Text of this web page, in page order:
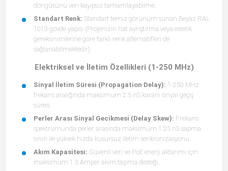
döngüsünü veri kayıpsız tamamlayabilme.
Standart Renk: Standart temiz görünüm sunan Beyaz RAL
1013 gövde yapısı (Projenizin hat ayrıştırma veya estetik
gereksinimlerine göre farklı renk alternatifleri de
sağlanabilmektedir).
Elektriksel ve İletim Özellikleri (1-250 MHz)
Sinyal İletim Süresi (Propagation Delay): 1-250 MHz
frekans aralığında maksimum 2.5 nS kararlı sinyal geçiş
süresi.
Perler Arası Sinyal Gecikmesi (Delay Skew): Frekans
spektrumunda perler arasında maksimum 1.25 nS sapma
sınırı ile yüksek hızda kusursuz iletim senkronizasyonu.
Akım Kapasitesi: Güvenli veri ve PoE enerji aktarımı için
maksimum 1.5 Amper akım taşıma desteği.